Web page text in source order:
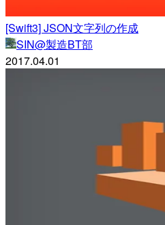
[Swift3] JSON文字列の作成
SIN@製造BT部
2017.04.01